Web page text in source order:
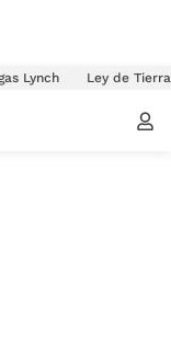
Lynch Ley de